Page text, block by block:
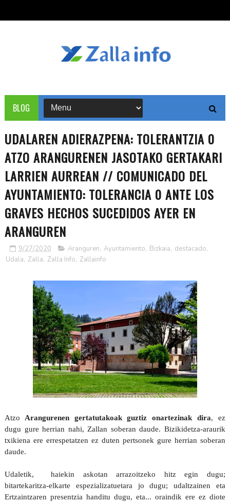
BLOG
UDALAREN ADIERAZPENA: TOLERANTZIA 0
ATZO ARANGURENEN JASOTAKO GERTAKARI
LARRIEN AURREAN // COMUNICADO DEL
AYUNTAMIENTO: TOLERANCIA 0 ANTE LOS
GRAVES HECHOS SUCEDIDOS AYER EN
ARANGUREN
9/27/2020 Aranguren, Ayuntamiento, Bizkaia, destacado,
Udala, Zalla, Zalla Info, Zallainfo
Atzo Arangurenen gertatutakoak guztiz onartezinak dira, ez
dugu gure herrian nahi, Zallan soberan daude. Bizikidetza-araurik
txikiena ere errespetatzen ez duten pertsonek gure herrian soberan
daude.
Udaletik, haiekin askotan arrazoitzeko hitz egin dugu;
bitartekaritza-elkarte espezializatuetara jo dugu; udaltzainen eta
Ertzaintzaren presentzia handitu dugu, eta... oraindik ere ez diote